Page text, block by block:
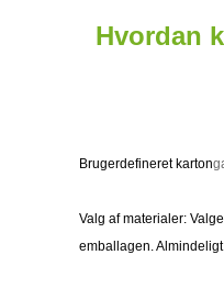
Hvordan
Brugerdefineret karton
Valg af materialer:
emballagen.